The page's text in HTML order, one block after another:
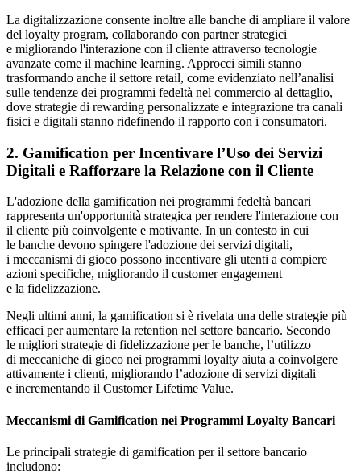
La digitalizzazione consente inoltre alle banche di ampliare il valore
del loyalty program, collaborando con partner strategici
e migliorando l'interazione con il cliente attraverso tecnologie
avanzate come il machine learning. Approcci simili stanno
trasformando anche il settore retail, come evidenziato nell’analisi
sulle tendenze dei programmi fedeltà nel commercio al dettaglio,
dove strategie di rewarding personalizzate e integrazione tra canali
fisici e digitali stanno ridefinendo il rapporto con i consumatori.
2. Gamification per Incentivare l’Uso dei Servizi
Digitali e Rafforzare la Relazione con il Cliente
L'adozione della gamification nei programmi fedeltà bancari
rappresenta un'opportunità strategica per rendere l'interazione con
il cliente più coinvolgente e motivante. In un contesto in cui
le banche devono spingere l'adozione dei servizi digitali,
i meccanismi di gioco possono incentivare gli utenti a compiere
azioni specifiche, migliorando il customer engagement
e la fidelizzazione.
Negli ultimi anni, la gamification si è rivelata una delle strategie più
efficaci per aumentare la retention nel settore bancario. Secondo
le migliori strategie di fidelizzazione per le banche, l’utilizzo
di meccaniche di gioco nei programmi loyalty aiuta a coinvolgere
attivamente i clienti, migliorando l’adozione di servizi digitali
e incrementando il Customer Lifetime Value.
Meccanismi di Gamification nei Programmi Loyalty Bancari
Le principali strategie di gamification per il settore bancario
includono: